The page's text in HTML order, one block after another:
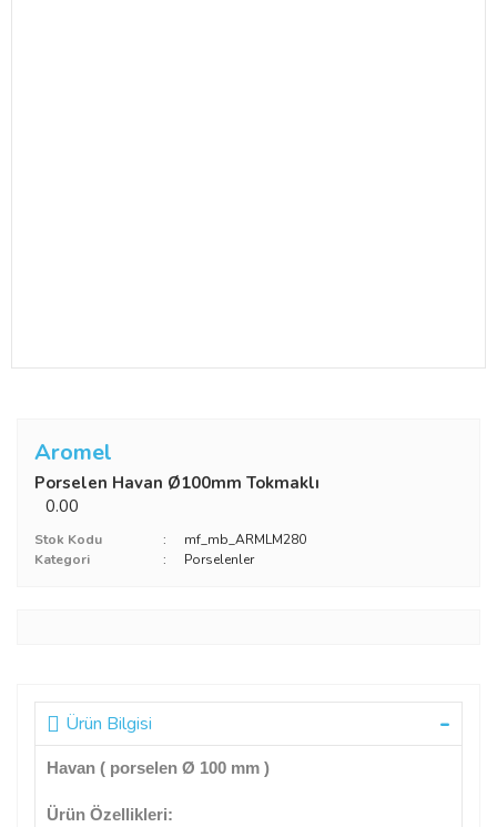
Aromel
Porselen Havan Ø100mm Tokmaklı
0.00
Stok Kodu
mf_mb_ARMLM280
Kategori
Porselenler
Ürün Bilgisi
Havan ( porselen Ø 100 mm )
Ürün Özellikleri: